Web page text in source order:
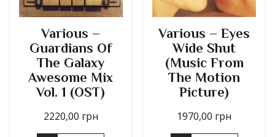
Various –
Guardians Of
The Galaxy
Awesome Mix
Vol. 1 (OST)
2220,00 грн
Various – Eyes
Wide Shut
(Music From
The Motion
Picture)
1970,00 грн